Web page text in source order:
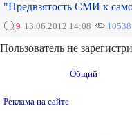
"Предвзятость СМИ к
9 13.06.2012 14:08 10538
Пользователь не
Общий
Реклама на сайте